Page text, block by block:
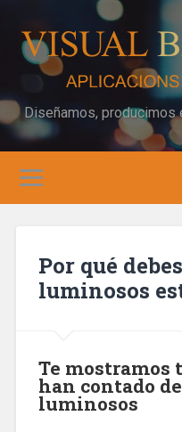
Diseñamos,
Por qué
luminosos
Te mostramos
han contado
luminosos